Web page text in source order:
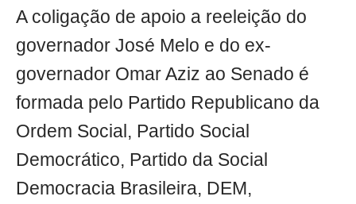
A coligação de apoio a reeleição do
governador José Melo e do ex-
governador Omar Aziz ao Senado é
formada pelo Partido Republicano da
Ordem Social, Partido Social
Democrático, Partido da Social
Democracia Brasileira, DEM,